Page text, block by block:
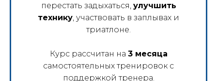
перестать задыхаться, улучшить
технику, участвовать в заплывах и
триатлоне.
Курс рассчитан на 3 месяца
самостоятельных тренировок с
поддержкой тренера.